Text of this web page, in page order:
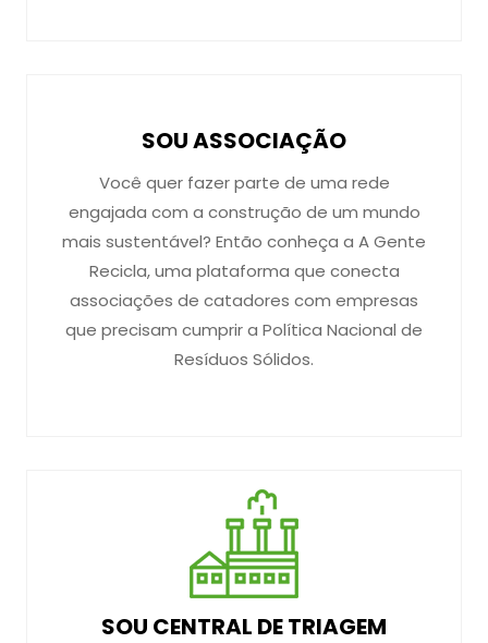
SOU ASSOCIAÇÃO
Você quer fazer parte de uma rede
engajada com a construção de um mundo
mais sustentável? Então conheça a A Gente
Recicla, uma plataforma que conecta
associações de catadores com empresas
que precisam cumprir a Política Nacional de
Resíduos Sólidos.
SOU CENTRAL DE TRIAGEM